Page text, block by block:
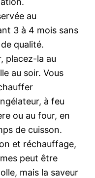
au
3 à 4 mois sans
qualité.
placez-la au
au soir. Vous
à feu
ou au four, en
de cuisson.
et réchauffage,
peut être
mais la saveur